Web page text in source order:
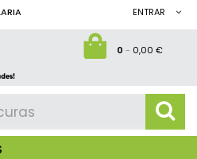
ENTRAR
0- 0,00 €